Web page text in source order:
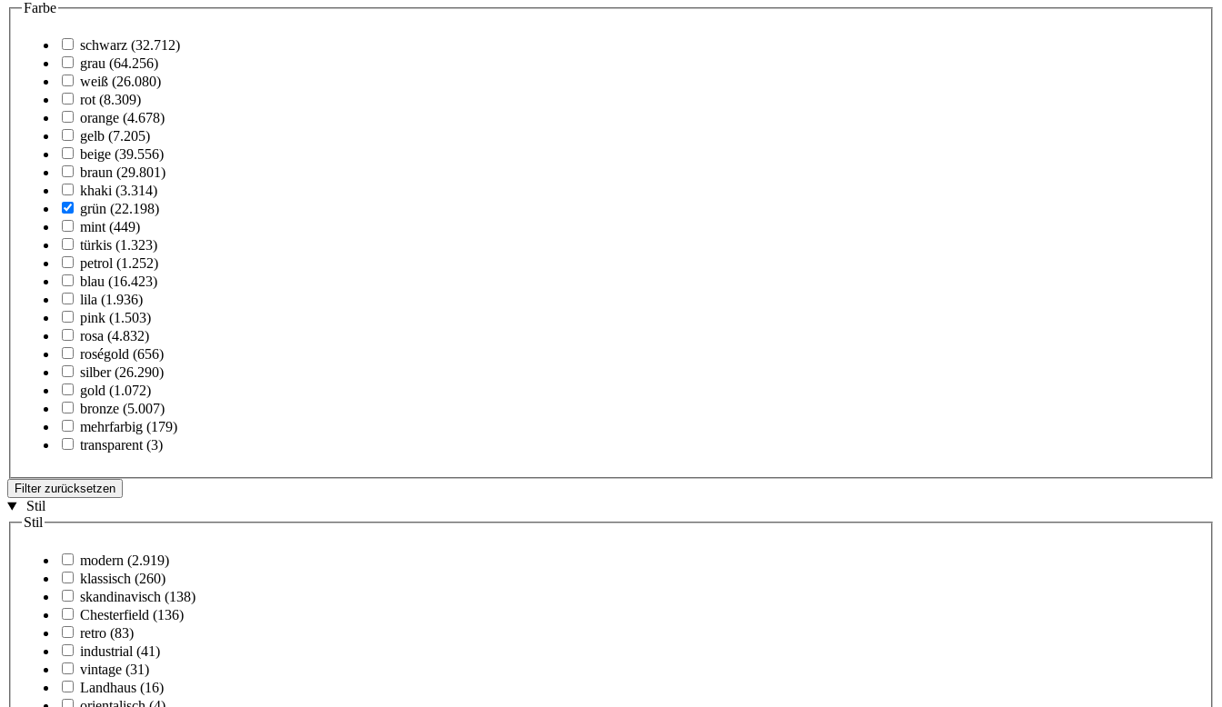
Farbe
schwarz (32.712)
grau (64.256)
weiß (26.080)
rot (8.309)
orange (4.678)
gelb (7.205)
beige (39.556)
braun (29.801)
khaki (3.314)
grün (22.198)
mint (449)
türkis (1.323)
petrol (1.252)
blau (16.423)
lila (1.936)
pink (1.503)
rosa (4.832)
roségold (656)
silber (26.290)
gold (1.072)
bronze (5.007)
mehrfarbig (179)
transparent (3)
Filter zurücksetzen
Stil
Stil
modern (2.919)
klassisch (260)
skandinavisch (138)
Chesterfield (136)
retro (83)
industrial (41)
vintage (31)
Landhaus (16)